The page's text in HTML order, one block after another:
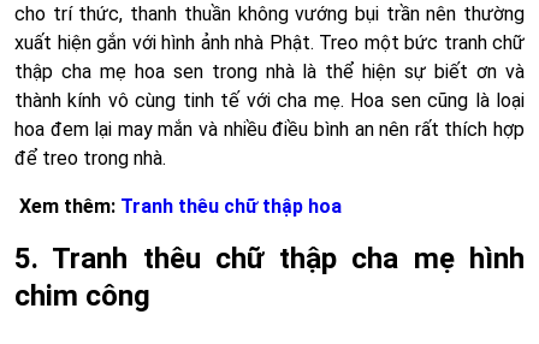
cho trí thức, thanh thuần không vướng bụi trần nên thường
xuất hiện gắn với hình ảnh nhà Phật. Treo một bức tranh chữ
thập cha mẹ hoa sen trong nhà là thể hiện sự biết ơn và
thành kính vô cùng tinh tế với cha mẹ. Hoa sen cũng là loại
hoa đem lại may mắn và nhiều điều bình an nên rất thích hợp
để treo trong nhà.
Xem thêm: Tranh thêu chữ thập hoa
5. Tranh thêu chữ thập cha mẹ hình
chim công